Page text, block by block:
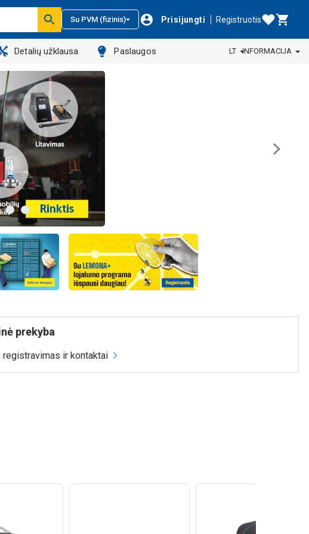
Su PVM (fizinis) Prisijungti Registruotis
Detalių užklausa Paslaugos LT INFORMACIJA
prekyba
registravimas ir kontaktai